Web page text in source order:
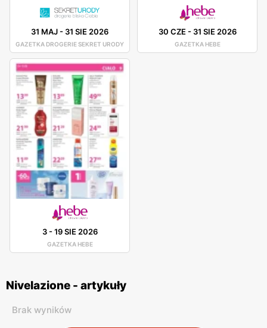
31 MAJ- 31 SIE 2026
GAZETKA DROGERIE SEKRET URODY
30 CZE- 31 SIE 2026
GAZETKA HEBE
3-19 SIE 2026
GAZETKA HEBE
Nivelazione - artykuły
Brak wyników